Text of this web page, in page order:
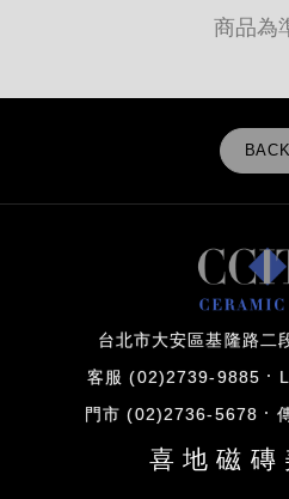
商品為
BACK
台北市大安區基隆路二
客服 (02)2739-9885
門市 (02)2736-5678
喜地磁磚